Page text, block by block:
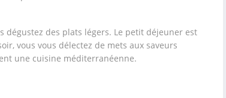
dégustez des plats légers. Le petit déjeuner est
vous vous délectez de mets aux saveurs
une cuisine méditerranéenne.